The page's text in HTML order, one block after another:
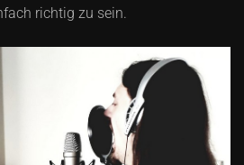
richtig zu sein.